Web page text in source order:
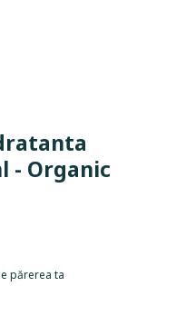
- Organic
părerea ta